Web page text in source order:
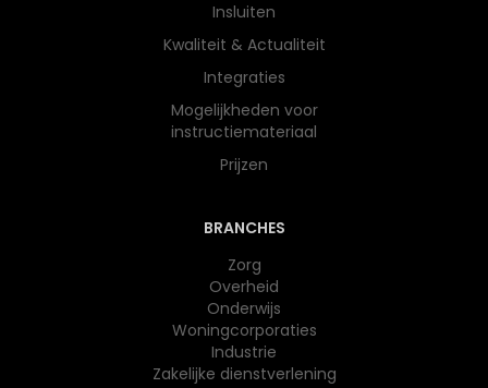
Insluiten
Kwaliteit & Actualiteit
Integraties
Mogelijkheden voor
instructiemateriaal
Prijzen
BRANCHES
Zorg
Overheid
Onderwijs​
Woningcorporaties
Industrie
Zakelijke dienstverlening